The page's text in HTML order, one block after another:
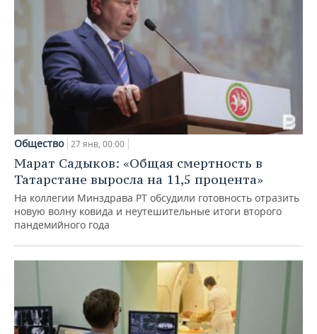
Общество 27 янв, 00:00
Марат Садыков: «Общая смертность в
Татарстане выросла на 11,5 процента»
На коллегии Минздрава РТ обсудили готовность отразить
новую волну ковида и неутешительные итоги второго
пандемийного года